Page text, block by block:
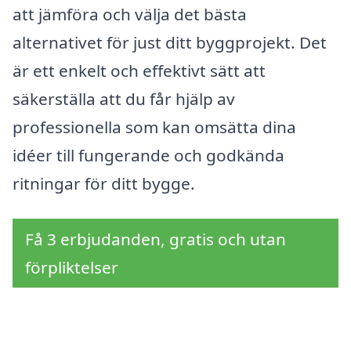
att jämföra och välja det bästa
alternativet för just ditt byggprojekt. Det
är ett enkelt och effektivt sätt att
säkerställa att du får hjälp av
professionella som kan omsätta dina
idéer till fungerande och godkända
ritningar för ditt bygge.
Få 3 erbjudanden, gratis och utan
förpliktelser